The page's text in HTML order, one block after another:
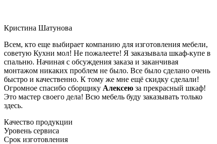
Кристина Шатунова
Всем, кто еще выбирает компанию для изготовления мебели,
советую Кухни мол! Не пожалеете! Я заказывала шкаф-купе в
спальню. Начиная с обсуждения заказа и заканчивая
монтажом никаких проблем не было. Все было сделано очень
быстро и качественно. К тому же мне ещё скидку сделали!
Огромное спасибо сборщику Алексею за прекрасный шкаф!
Это мастер своего дела! Всю мебель буду заказывать только
здесь.
Качество продукции
Уровень сервиса
Срок изготовления